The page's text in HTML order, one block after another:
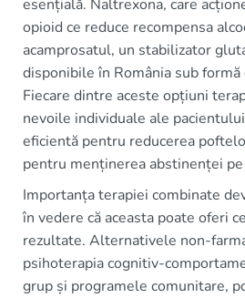
esențială. Naltrexona, care
opioid ce reduce recompensa
acamprosatul, un stabilizator
disponibile în România sub
Fiecare dintre aceste opțiuni
nevoile individuale ale
eficientă pentru reducerea
pentru menținerea abstinenței
Importanța terapiei combinate
în vedere că aceasta poate oferi
rezultate. Alternativele non-
psihoterapia cognitiv-
grup și programele comunitare,